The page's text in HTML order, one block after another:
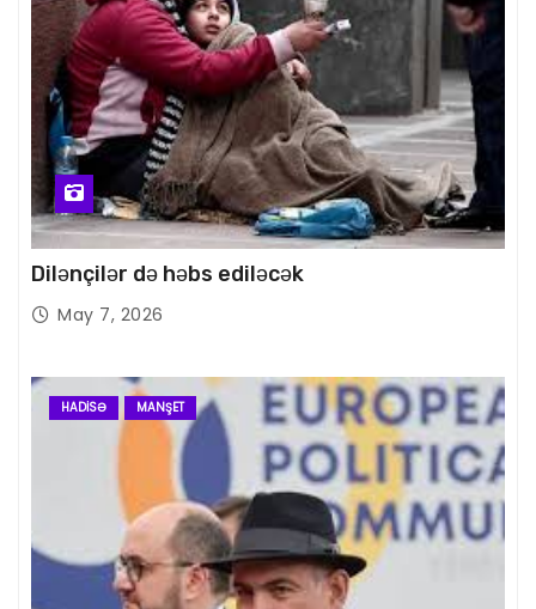
Dilənçilər də həbs ediləcək
May 7, 2026
HADISƏ MANŞET